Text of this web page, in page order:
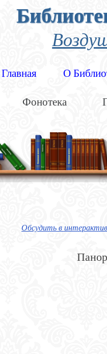
Главная О
Фонотека
Обсудить в